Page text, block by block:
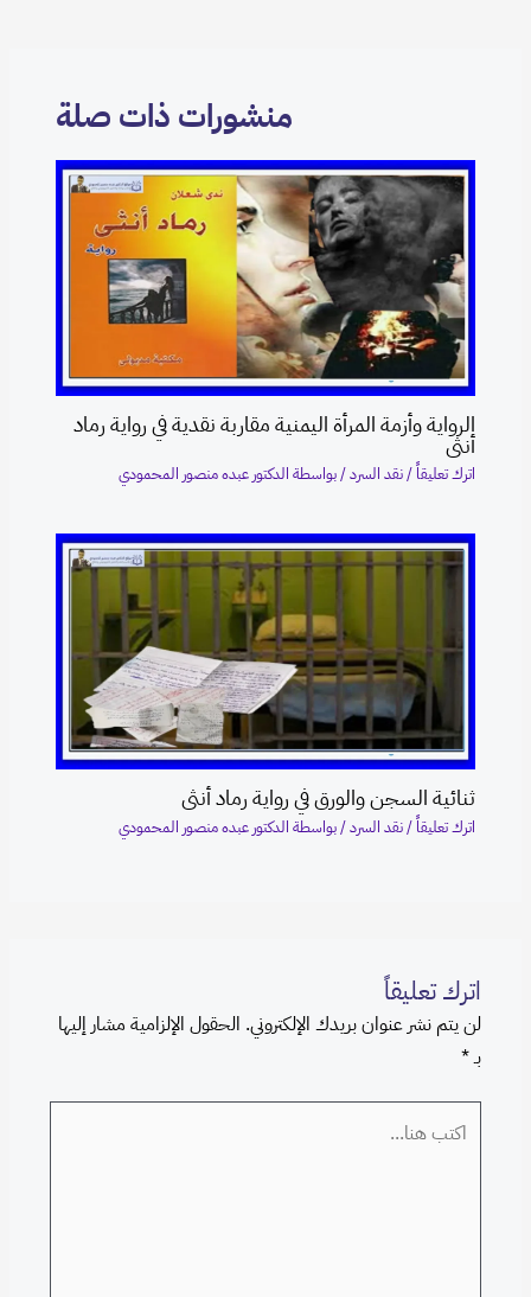
منشورات ذات صلة
الرواية وأزمة المرأة اليمنية مقاربة نقدية في رواية رماد
أنثى
اترك تعليقاً /نقد السرد/ بواسطة الدكتور عبده منصور المحمودي
ثنائية السجن والورق في رواية رماد أنثى
اترك تعليقاً/نقد السرد/ بواسطة الدكتور عبده منصور المحمودي
اترك تعليقاً
لن يتم نشر عنوان بريدك الإلكتروني. الحقول الإلزامية مشار إليها
بـ*